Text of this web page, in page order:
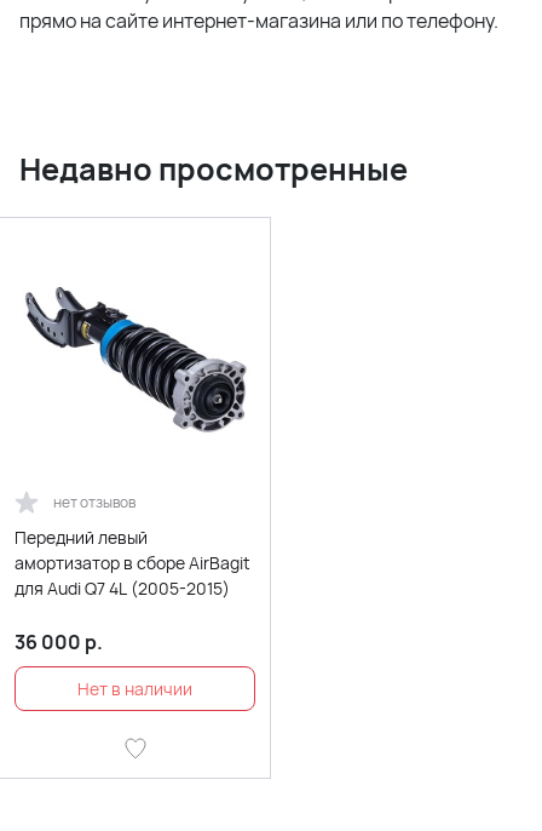
прямо на сайте интернет-магазина или по телефону.
Недавно просмотренные
нет отзывов
Передний левый
амортизатор в сборе AirBagit
для Audi Q7 4L (2005-2015)
36 000 р.